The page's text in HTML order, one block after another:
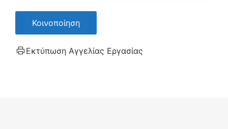
Κοινοποίηση
Εκτύπωση Αγγελίας Εργασίας